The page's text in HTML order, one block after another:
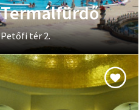
Termálfürdő
Petőfi tér 2.